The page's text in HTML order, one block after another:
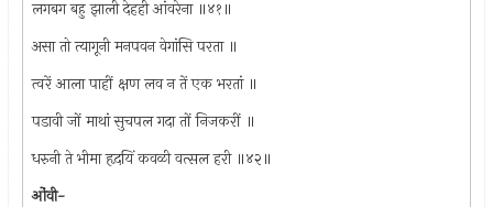
लगबग बहु झाली देहही आंवरेना ॥४१॥
असा तो त्यागूनी मनपवन वेगांसि परता ॥
त्वरें आला पाहीं क्षण लव न तें एक भरतां ॥
पडावी जों माथां सुचपल गदा तों निजकरीं ॥
धरुनी ते भीमा हृदयिं कवळी वत्सल हरी ॥४२॥
ओंवी-